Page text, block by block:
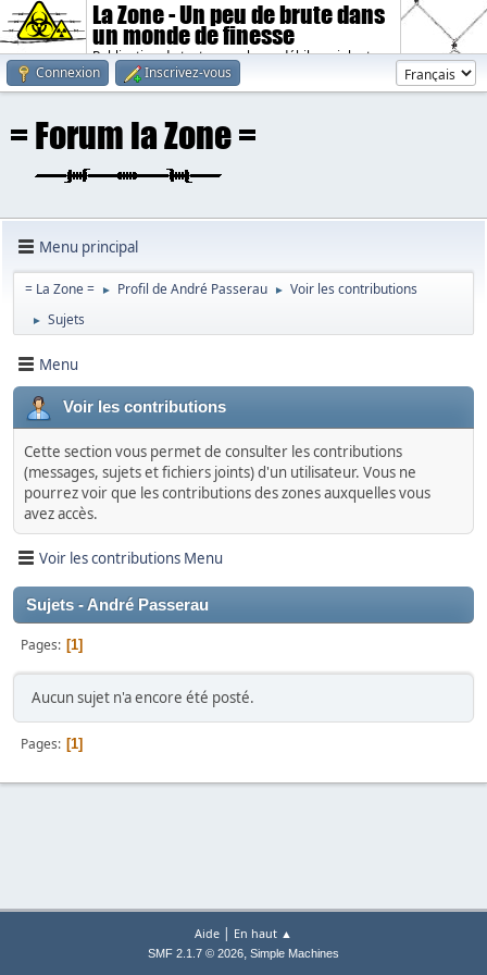
La Zone - Un peu de brute dans
un monde de finesse
Publication de textes sombres, débiles, violents.
Connexion
Inscrivez-vous
Menu principal
= La Zone = ► Profil de André Passerau ► Voir les contributions
► Sujets
Menu
Voir les contributions
Cette section vous permet de consulter les contributions
(messages, sujets et fichiers joints) d'un utilisateur. Vous ne
pourrez voir que les contributions des zones auxquelles vous
avez accès.
Voir les contributions Menu
Sujets - André Passerau
Pages 1
Aucun sujet n'a encore été posté.
Pages 1
Aide | En haut ▲
SMF 2.1.7 © 2026, Simple Machines